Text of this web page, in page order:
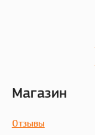
Магазин
Отзывы